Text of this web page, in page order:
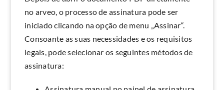
no arveo, o processo de assinatura pode ser
iniciado clicando na opção de menu „Assinar“.
Consoante as suas necessidades e os requisitos
legais, pode selecionar os seguintes métodos de
assinatura: